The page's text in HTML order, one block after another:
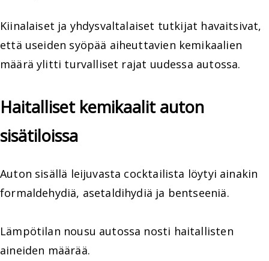
Kiinalaiset ja yhdysvaltalaiset tutkijat havaitsivat,
että useiden syöpää aiheuttavien kemikaalien
määrä ylitti turvalliset rajat uudessa autossa.
Haitalliset kemikaalit auton
sisätiloissa
Auton sisällä leijuvasta cocktailista löytyi ainakin
formaldehydiä, asetaldihydiä ja bentseeniä.
Lämpötilan nousu autossa nosti haitallisten
aineiden määrää.